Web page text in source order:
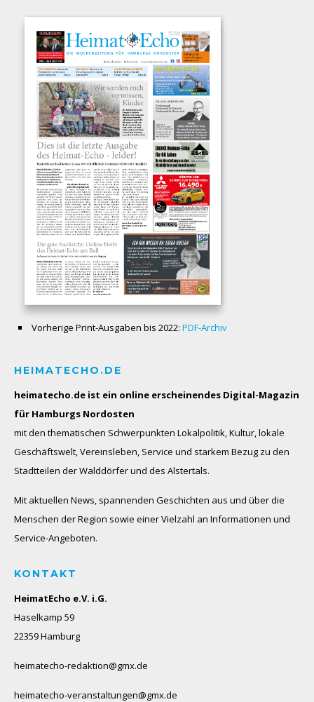
Vorherige Print-Ausgaben bis 2022: PDF-Archiv
HEIMATECHO.DE
heimatecho.de ist ein online erscheinendes Digital-Magazin
für Hamburgs Nordosten
mit den thematischen Schwerpunkten Lokalpolitik, Kultur, lokale
Geschäftswelt, Vereinsleben, Service und starkem Bezug zu den
Stadtteilen der Walddörfer und des Alstertals.
Mit aktuellen News, spannenden Geschichten aus und über die
Menschen der Region sowie einer Vielzahl an Informationen und
Service-Angeboten.
KONTAKT
HeimatEcho e.V. i.G.
Haselkamp 59
22359 Hamburg
heimatecho-redaktion@gmx.de
heimatecho-veranstaltungen@gmx.de